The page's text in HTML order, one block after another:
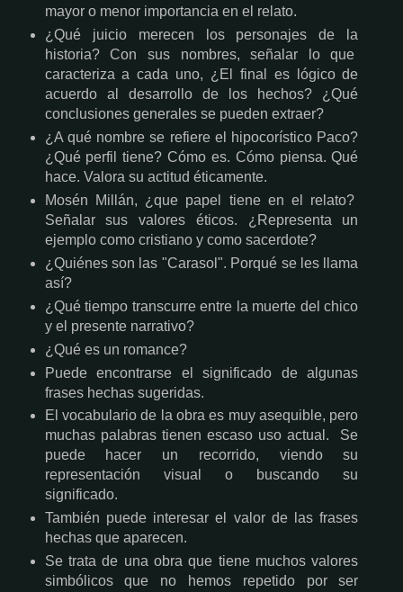
mayor o menor importancia en el relato.
¿Qué juicio merecen los personajes de la
historia? Con sus nombres, señalar lo que
caracteriza a cada uno, ¿El final es lógico de
acuerdo al desarrollo de los hechos? ¿Qué
conclusiones generales se pueden extraer?
¿A qué nombre se refiere el hipocorístico Paco?
¿Qué perfil tiene? Cómo es. Cómo piensa. Qué
hace. Valora su actitud éticamente.
Mosén Millán, ¿que papel tiene en el relato?
Señalar sus valores éticos. ¿Representa un
ejemplo como cristiano y como sacerdote?
¿Quiénes son las "Carasol". Porqué se les llama
así?
¿Qué tiempo transcurre entre la muerte del chico
y el presente narrativo?
¿Qué es un romance?
Puede encontrarse el significado de algunas
frases hechas sugeridas.
El vocabulario de la obra es muy asequible, pero
muchas palabras tienen escaso uso actual. Se
puede hacer un recorrido, viendo su
representación visual o buscando su
significado.
También puede interesar el valor de las frases
hechas que aparecen.
Se trata de una obra que tiene muchos valores
simbólicos que no hemos repetido por ser